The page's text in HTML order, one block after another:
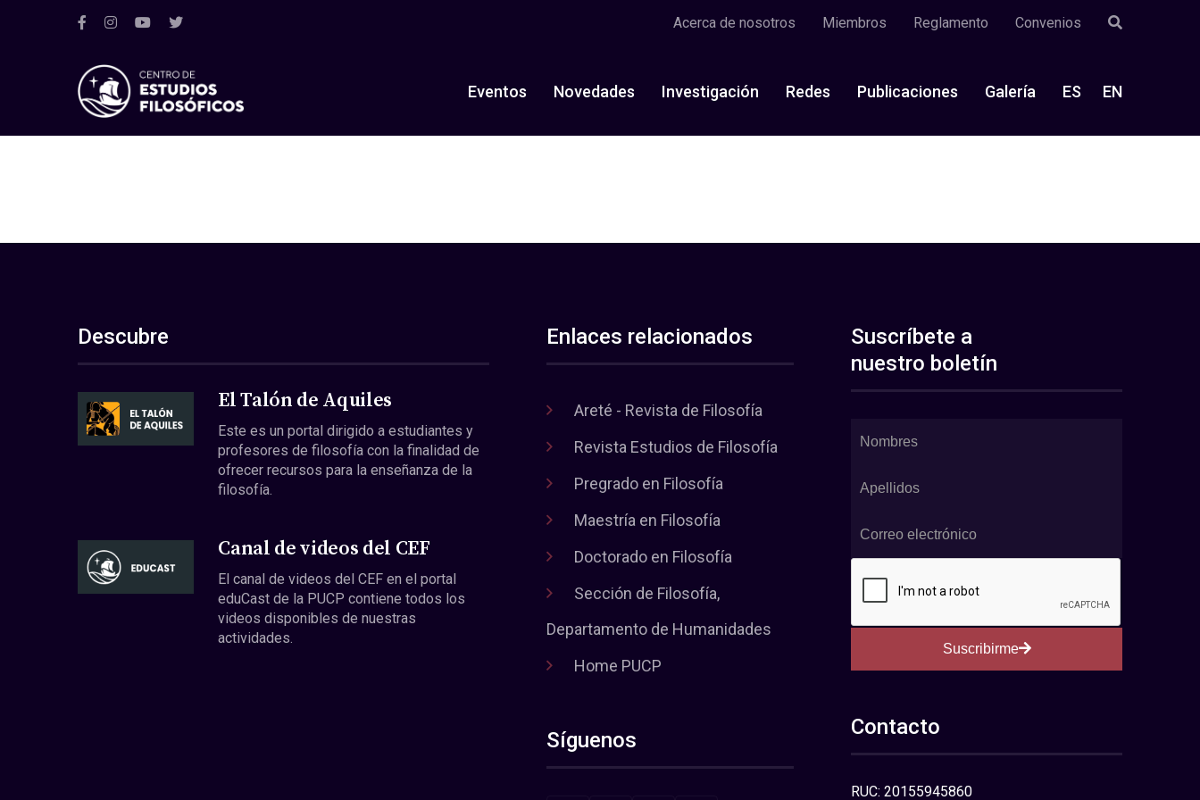
Acerca de nosotros Miembros Reglamento Convenios
Eventos Novedades Investigación Redes Publicaciones Galería ES EN
Descubre
El Talón de Aquiles
Este es un portal dirigido a estudiantes y
profesores de filosofía con la finalidad de
ofrecer recursos para la enseñanza de la
filosofía.
Canal de videos del CEF
El canal de videos del CEF en el portal
eduCast de la PUCP contiene todos los
videos disponibles de nuestras
actividades.
Enlaces relacionados
Areté - Revista de Filosofía
Revista Estudios de Filosofía
Pregrado en Filosofía
Maestría en Filosofía
Doctorado en Filosofía
Sección de Filosofía,
Departamento de Humanidades
Home PUCP
Síguenos
Suscríbete a
nuestro boletín
Suscribirme
Contacto
RUC: 20155945860